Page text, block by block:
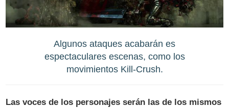
Algunos ataques acabarán es
espectaculares escenas, como los
movimientos Kill-Crush.
Las voces de los personajes serán las de los mismos